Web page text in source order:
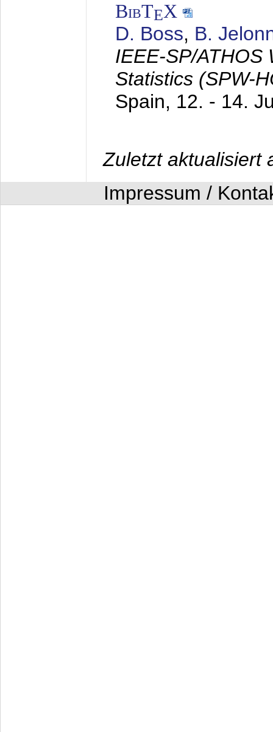
BibTEX
D. Boss, B.
IEEE-SP/ATHOS
Statistics (SPW-
Spain, 12. - 14.
Zuletzt aktualisiert
Impressum /